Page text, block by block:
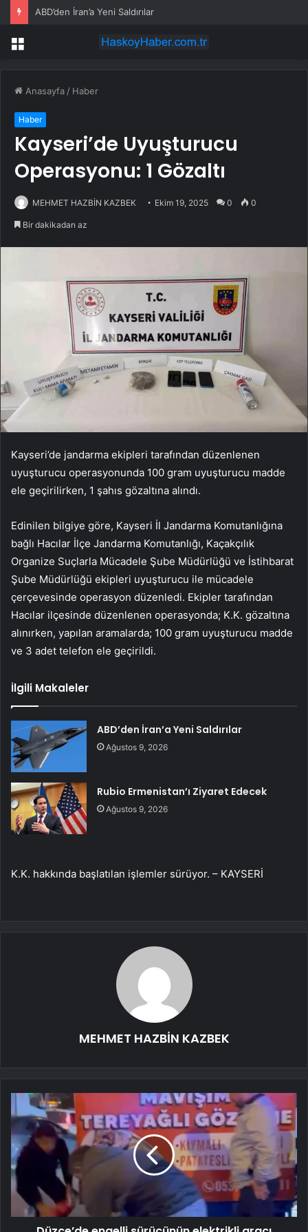
ABD’den İran’a Yeni Saldırılar
Menü
Anasayfa / Haber
Haber
Kayseri’de Uyuşturucu
Operasyonu: 1 Gözaltı
MEHMET HAZBİN KAZBEK Ekim 19, 2025 0 0
Bir dakikadan az
Kayseri’de jandarma ekipleri tarafından düzenlenen
uyuşturucu operasyonunda 100 gram uyuşturucu madde
ele geçirilirken, 1 şahıs gözaltına alındı.
Edinilen bilgiye göre, Kayseri İl Jandarma Komutanlığına
bağlı Hacılar İlçe Jandarma Komutanlığı, Kaçakçılık
Organize Suçlarla Mücadele Şube Müdürlüğü ve İstihbarat
Şube Müdürlüğü ekipleri uyuşturucu ile mücadele
çerçevesinde operasyon düzenledi. Ekipler tarafından
Hacılar ilçesinde düzenlenen operasyonda; K.K. gözaltına
alınırken, yapılan aramalarda; 100 gram uyuşturucu madde
ve 3 adet telefon ele geçirildi.
İlgili Makaleler
ABD’den İran’a Yeni Saldırılar
Ağustos 9, 2026
Rubio Ermenistan’ı Ziyaret Edecek
Ağustos 9, 2026
K.K. hakkında başlatılan işlemler sürüyor. – KAYSERİ
MEHMET HAZBİN KAZBEK